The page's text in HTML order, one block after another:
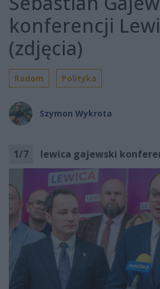
konferencji
(zdjęcia)
Radom Polityka
Szymon Wykrota
1/7 lewica gajewski